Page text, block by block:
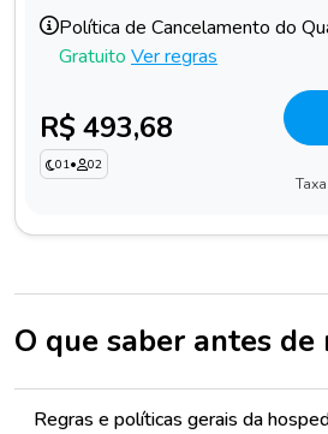
Política de Cancelamento do
Gratuito Ver regras
R$ 493,68
01• 02
O que saber antes de
Regras e políticas gerais da